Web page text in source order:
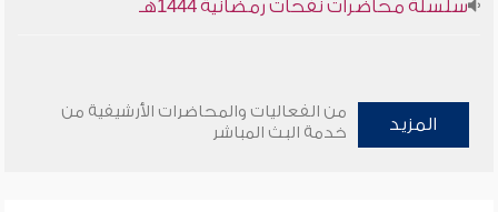
سلسلة محاضرات نفحات رمضانية 1444هـ
المزيد
من الفعاليات والمحاضرات الأرشيفية من
خدمة البث المباشر